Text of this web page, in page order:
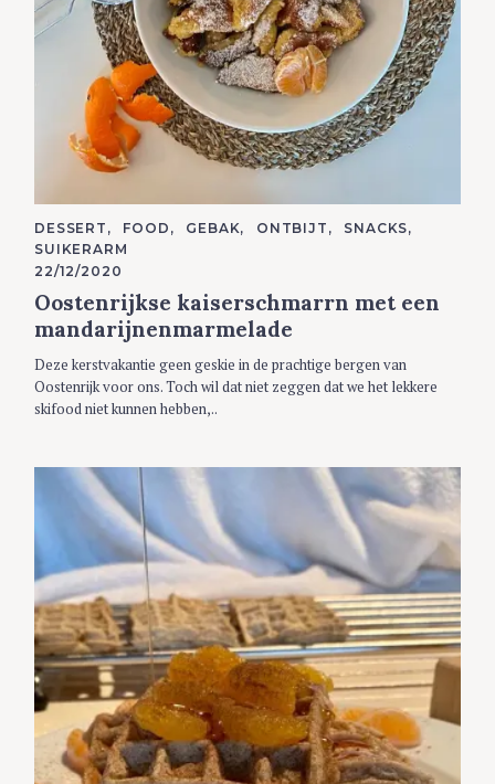
C
A
T
E
O
R
I
E
S
DESSERT FOOD GEBAK ONTBIJT
SNACKS
SUIKERARM
22/12/2020
Oostenrijkse kaiserschmarrn met een
mandarijnenmarmelade
Deze kerstvakantie geen geskie in de prachtige bergen van
Oostenrijk voor ons. Toch wil dat niet zeggen dat we het lekkere
skifood niet kunnen hebben,..